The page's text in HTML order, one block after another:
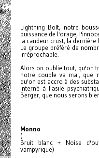
Lightning Bolt, notre
puissance de l'orage,
la candeur crust, la dernière
Le groupe préféré de
irréprochable.
Alors on oublie tout, qu'on
notre couple va mal, que
qu'on est accro à des
interné à l'asile
Berger, que nous serons
Monno
(
Bruit blanc + Noise
vampyrique)